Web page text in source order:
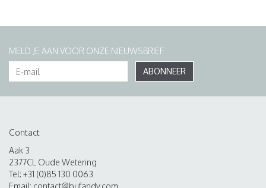
MELD JE AAN VOOR ONZE NIEUWSBRIEF
ABONNEER
Contact
Aak 3
2377CL Oude Wetering
Tel: +31 (0)85 130 0063
Email: contact@bufandy.com